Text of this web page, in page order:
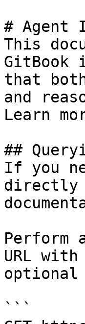
# Agent
This
GitBook
that
and
Learn
##
If you
directly
Perform
URL
optional
```